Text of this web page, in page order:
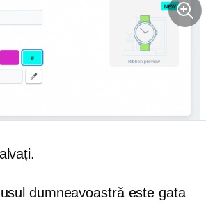
dumneavoastră este gata